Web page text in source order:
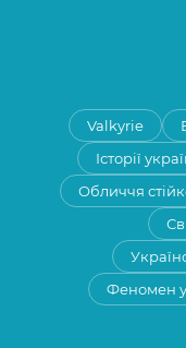
Valkyrie
Історії
Обличчя
Феномен